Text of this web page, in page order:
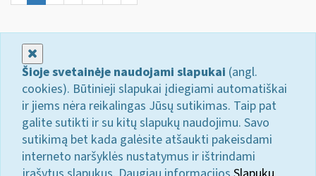
Šioje svetainėje naudojami slapukai (angl.
cookies). Būtinieji slapukai įdiegiami automatiškai
ir jiems nėra reikalingas Jūsų sutikimas. Taip pat
galite sutikti ir su kitų slapukų naudojimu. Savo
sutikimą bet kada galėsite atšaukti pakeisdami
interneto naršyklės nustatymus ir ištrindami